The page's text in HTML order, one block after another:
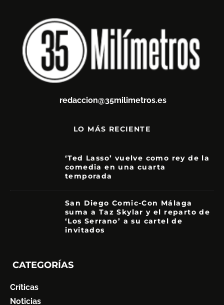
redaccion@35milimetros.es
LO MÁS RECIENTE
‘Ted Lasso’ vuelve como rey de la
comedia en una cuarta
temporada
San Diego Comic-Con Málaga
suma a Taz Skylar y el reparto de
‘Los Serrano’ a su cartel de
invitados
CATEGORÍAS
Críticas
Noticias